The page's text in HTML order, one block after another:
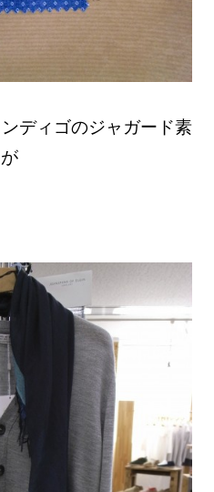
ディゴのジャガード素